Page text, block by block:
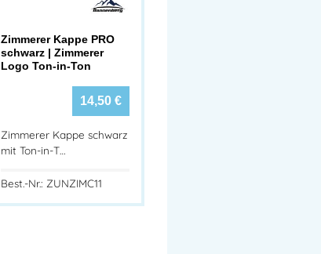
Zimmerer Kappe PRO
schwarz | Zimmerer
Logo Ton-in-Ton
14,50 €
Zimmerer Kappe schwarz
mit Ton-in-T…
Best.-Nr.: ZUNZIMC11